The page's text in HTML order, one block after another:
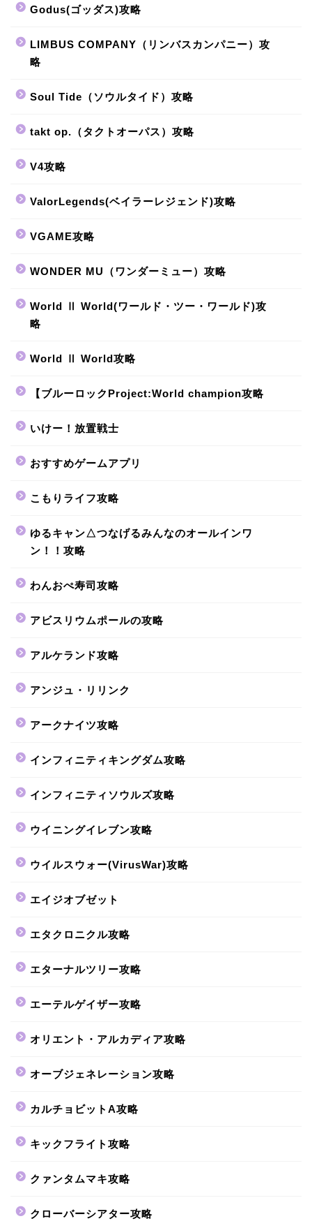
Godus(ゴッダス)攻略
LIMBUS COMPANY（リンバスカンパニー）攻
略
Soul Tide（ソウルタイド）攻略
takt op.（タクトオーパス）攻略
V4攻略
ValorLegends(ベイラーレジェンド)攻略
VGAME攻略
WONDER MU（ワンダーミュー）攻略
World Ⅱ World(ワールド・ツー・ワールド)攻
略
World Ⅱ World攻略
【ブルーロックProject:World champion攻略
いけー！放置戦士
おすすめゲームアプリ
こもりライフ攻略
ゆるキャン△つなげるみんなのオールインワ
ン！！攻略
わんおぺ寿司攻略
アビスリウムポールの攻略
アルケランド攻略
アンジュ・リリンク
アークナイツ攻略
インフィニティキングダム攻略
インフィニティソウルズ攻略
ウイニングイレブン攻略
ウイルスウォー(VirusWar)攻略
エイジオブゼット
エタクロニクル攻略
エターナルツリー攻略
エーテルゲイザー攻略
オリエント・アルカディア攻略
オーブジェネレーション攻略
カルチョビットA攻略
キックフライト攻略
クァンタムマキ攻略
クローバーシアター攻略